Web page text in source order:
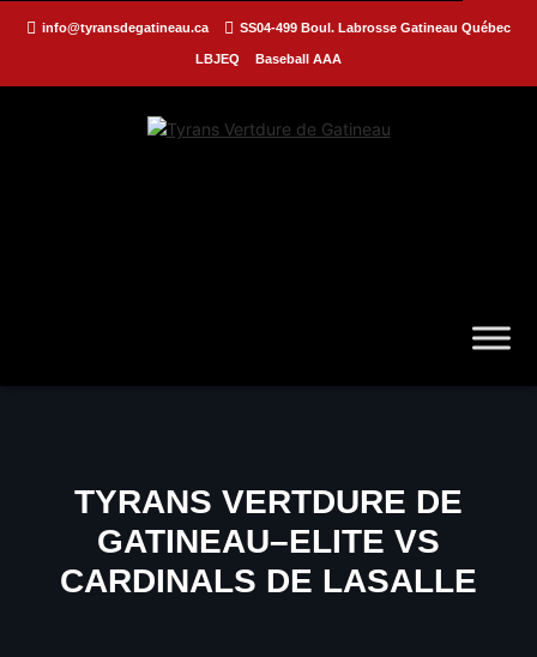
info@tyransdegatineau.ca SS04-499 Boul. Labrosse Gatineau Québec
LBJEQ Baseball AAA
TYRANS VERTDURE DE
GATINEAU–ELITE VS
CARDINALS DE LASALLE